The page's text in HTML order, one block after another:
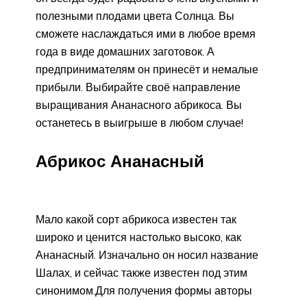
полезными плодами цвета Солнца. Вы
сможете наслаждаться ими в любое время
года в виде домашних заготовок. А
предпринимателям он принесёт и немалые
прибыли. Выбирайте своё направление
выращивания Ананасного абрикоса. Вы
останетесь в выигрыше в любом случае!
Абрикос Ананасный
Мало какой сорт абрикоса известен так
широко и ценится настолько высоко, как
Ананасный. Изначально он носил название
Шалах, и сейчас также известен под этим
синонимом.Для получения формы авторы